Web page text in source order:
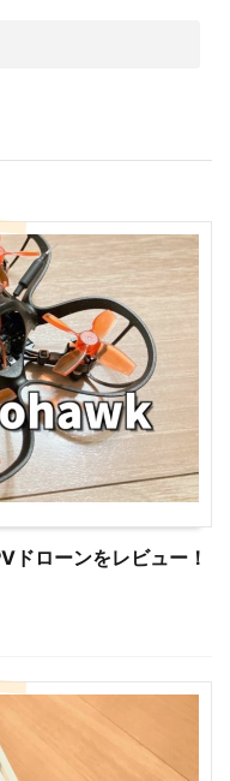
ローンをレビュー！